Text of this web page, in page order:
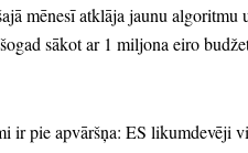
mēnesī atklāja jaunu algoritmu
šogad sākot ar 1 miljona eiro
ir pie apvāršņa: ES likumdevēji